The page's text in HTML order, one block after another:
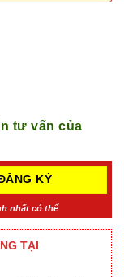
tư vấn của
nhất có thể
TẠI